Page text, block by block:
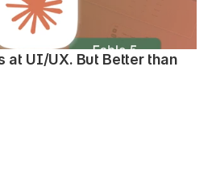
at UI/UX. But Better than